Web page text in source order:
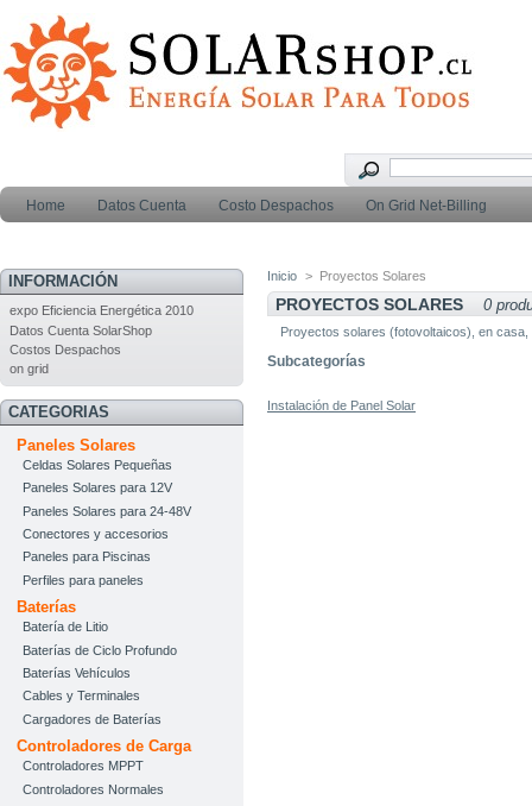
Home Datos Cuenta Costo Despachos On Grid Net-Billing
INFORMACIÓN
expo Eficiencia Energética 2010
Datos Cuenta SolarShop
Costos Despachos
on grid
CATEGORIAS
Paneles Solares
Celdas Solares Pequeñas
Paneles Solares para 12V
Paneles Solares para 24-48V
Conectores y accesorios
Paneles para Piscinas
Perfiles para paneles
Baterías
Batería de Litio
Baterías de Ciclo Profundo
Baterías Vehículos
Cables y Terminales
Cargadores de Baterías
Controladores de Carga
Controladores MPPT
Controladores Normales
Inicio > Proyectos Solares
PROYECTOS SOLARES 0
Proyectos solares (fotovoltaicos), en
Subcategorías
Instalación de Panel Solar